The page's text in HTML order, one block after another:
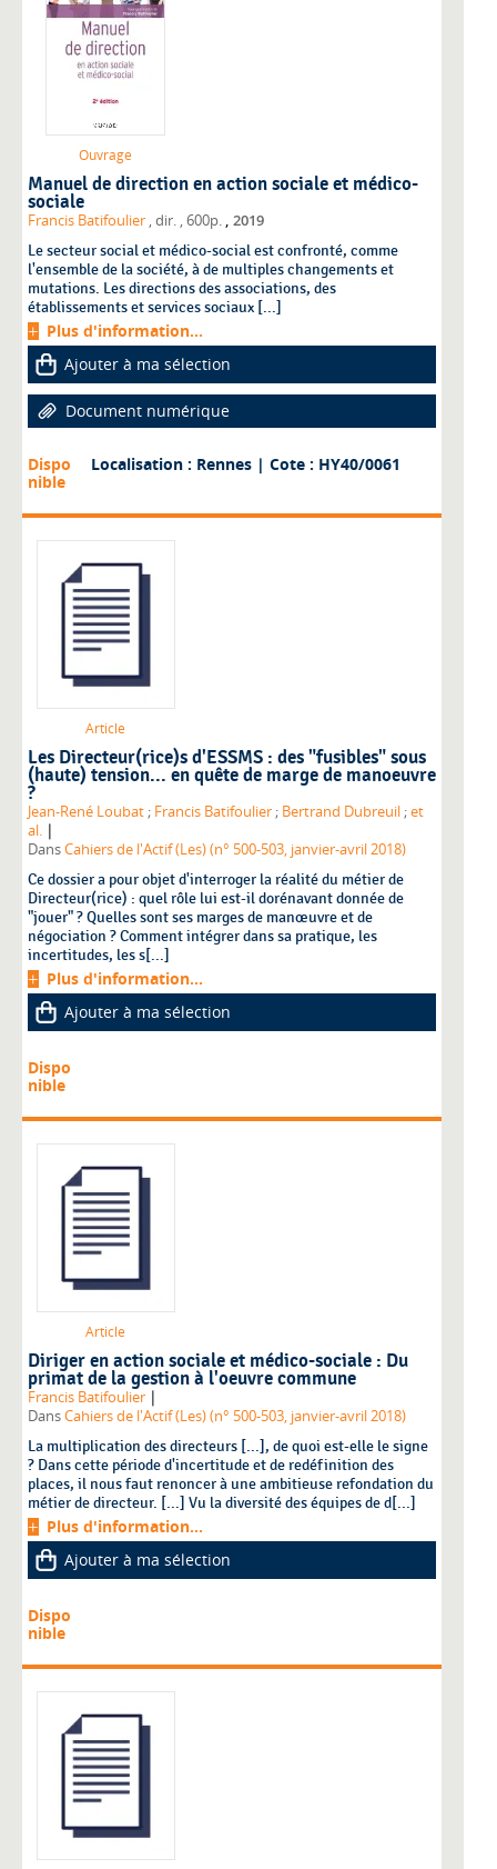
Ouvrage
Manuel de direction en action sociale et médico-
sociale
Francis Batifoulier , dir. , 600p. , 2019
Le secteur social et médico-social est confronté, comme
l'ensemble de la société, à de multiples changements et
mutations. Les directions des associations, des
établissements et services sociaux [...]
Plus d'information...
Ajouter à ma sélection
Document numérique
Dispo
nible
Localisation : Rennes | Cote : HY40/0061
Article
Les Directeur(rice)s d'ESSMS : des "fusibles" sous
(haute) tension... en quête de marge de manoeuvre
?
Jean-René Loubat ; Francis Batifoulier ; Bertrand Dubreuil ;et
al. |
DansCahiers de l'Actif (Les) (n° 500-503, janvier-avril 2018)
Ce dossier a pour objet d'interroger la réalité du métier de
Directeur(rice) : quel rôle lui est-il dorénavant donnée de
"jouer" ? Quelles sont ses marges de manœuvre et de
négociation ? Comment intégrer dans sa pratique, les
incertitudes, les s[...]
Plus d'information...
Ajouter à ma sélection
Dispo
nible
Article
Diriger en action sociale et médico-sociale : Du
primat de la gestion à l'oeuvre commune
Francis Batifoulier |
DansCahiers de l'Actif (Les) (n° 500-503, janvier-avril 2018)
La multiplication des directeurs [...], de quoi est-elle le signe
? Dans cette période d'incertitude et de redéfinition des
places, il nous faut renoncer à une ambitieuse refondation du
métier de directeur. [...] Vu la diversité des équipes de d[...]
Plus d'information...
Ajouter à ma sélection
Dispo
nible